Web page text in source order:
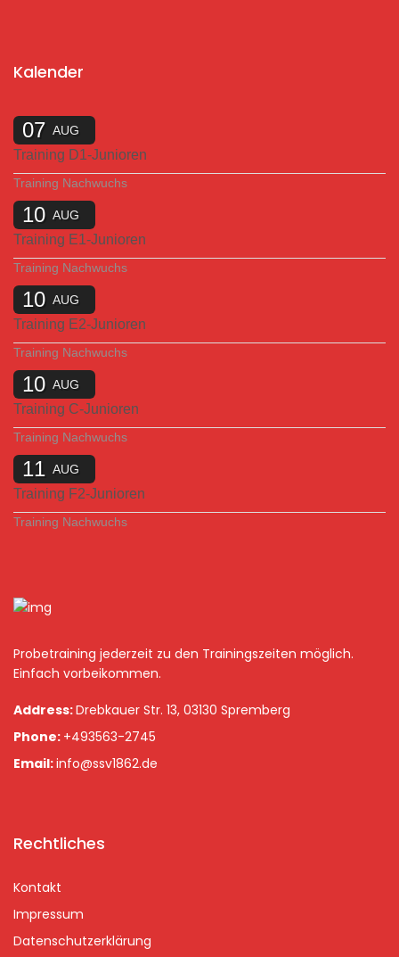
Kalender
07 AUG
Training D1-Junioren
Training Nachwuchs
10 AUG
Training E1-Junioren
Training Nachwuchs
10 AUG
Training E2-Junioren
Training Nachwuchs
10 AUG
Training C-Junioren
Training Nachwuchs
11 AUG
Training F2-Junioren
Training Nachwuchs
Probetraining jederzeit zu den Trainingszeiten möglich.
Einfach vorbeikommen.
Address:Drebkauer Str. 13, 03130 Spremberg
Phone: +493563-2745
Email:info@ssv1862.de
Rechtliches
Kontakt
Impressum
Datenschutzerklärung